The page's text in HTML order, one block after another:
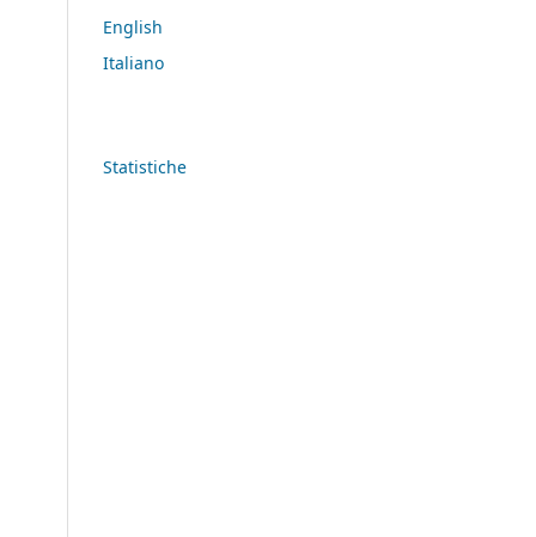
English
Italiano
Statistiche